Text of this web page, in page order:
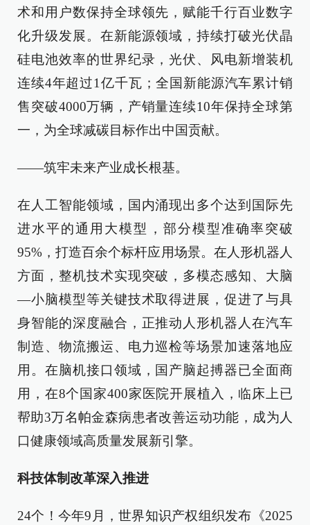
术和用户数保持全球领先，赋能千行百业数字
化升级发展。在新能源领域，持续打破光伏晶
硅电池效率的世界纪录，光伏、风电新增装机
连续4年超过1亿千瓦；全国新能源汽车累计销
售突破4000万辆，产销量连续10年保持全球第
一，为全球减碳目标作出中国贡献。
——筑牢未来产业成长根基。
在人工智能领域，国内涌现出多个达到国际先
进水平的通用大模型，部分模型准确率突破
95%，打造百余个标杆应用场景。在人形机器人
方面，整机技术实现突破，多模态感知、大脑
—小脑模型等关键技术取得进展，促进了与具
身智能的深度融合，正推动人形机器人在汽车
制造、物流搬运、电力巡检等场景加速落地应
用。在脑机接口领域，国产脑起搏器已全面商
用，在8个国家400家医院开展植入，临床上已
帮助3万名帕金森病患者改善运动功能，成为人
口健康领域高质量发展新引擎。
科技体制改革深入推进
24个！今年9月，世界知识产权组织发布《2025